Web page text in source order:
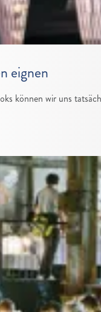
eignen
können wir uns